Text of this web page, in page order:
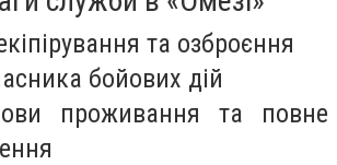
та озброєння
бойових дій
проживання та повне